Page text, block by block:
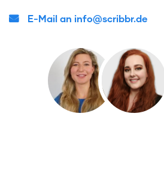
E-Mail an info@scribbr.de